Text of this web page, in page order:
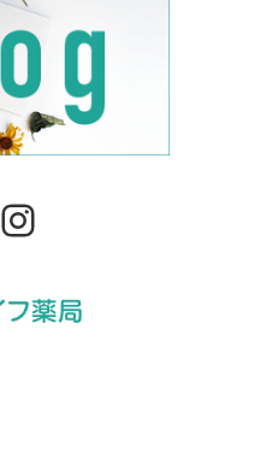
Instagram